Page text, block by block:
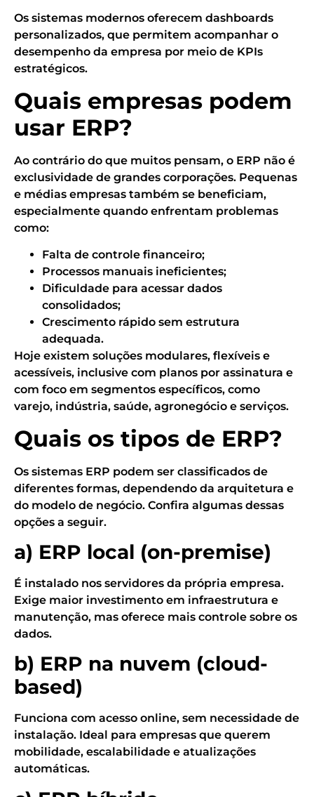
Os sistemas modernos oferecem dashboards
personalizados, que permitem acompanhar o
desempenho da empresa por meio de KPIs
estratégicos.
Quais empresas podem
usar ERP?
Ao contrário do que muitos pensam, o ERP não é
exclusividade de grandes corporações. Pequenas
e médias empresas também se beneficiam,
especialmente quando enfrentam problemas
como:
Falta de controle financeiro;
Processos manuais ineficientes;
Dificuldade para acessar dados
consolidados;
Crescimento rápido sem estrutura
adequada.
Hoje existem soluções modulares, flexíveis e
acessíveis, inclusive com planos por assinatura e
com foco em segmentos específicos, como
varejo, indústria, saúde, agronegócio e serviços.
Quais os tipos de ERP?
Os sistemas ERP podem ser classificados de
diferentes formas, dependendo da arquitetura e
do modelo de negócio. Confira algumas dessas
opções a seguir.
a) ERP local (on-premise)
É instalado nos servidores da própria empresa.
Exige maior investimento em infraestrutura e
manutenção, mas oferece mais controle sobre os
dados.
b) ERP na nuvem (cloud-
based)
Funciona com acesso online, sem necessidade de
instalação. Ideal para empresas que querem
mobilidade, escalabilidade e atualizações
automáticas.